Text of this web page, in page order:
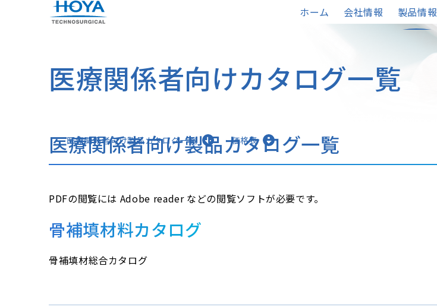
ホーム 会社情報 製品情報
医療関係者向けカタログ一覧
医療関係者向け製品カタログ一覧 価格表
医療関係者向け製品カタログ一覧
PDFの閲覧には Adobe reader などの閲覧ソフトが必要です。
骨補填材料カタログ
骨補填材総合カタログ